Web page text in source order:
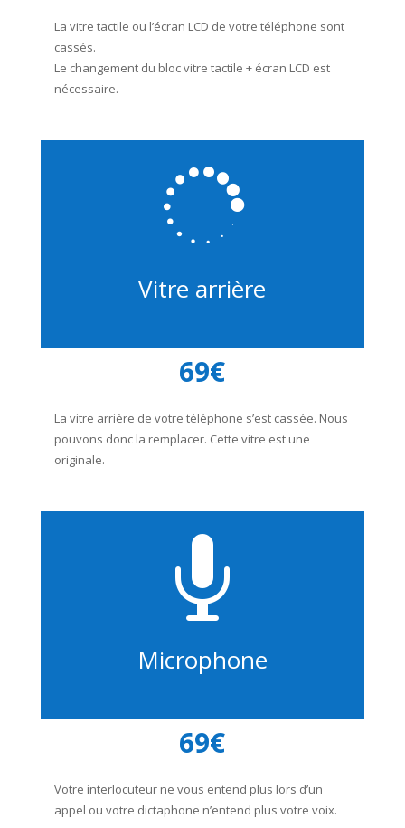
La vitre tactile ou l’écran LCD de votre téléphone sont
cassés.
Le changement du bloc vitre tactile + écran LCD est
nécessaire.

Vitre arrière
69€
La vitre arrière de votre téléphone s’est cassée. Nous
pouvons donc la remplacer. Cette vitre est une
originale.

Microphone
69€
Votre interlocuteur ne vous entend plus lors d’un
appel ou votre dictaphone n’entend plus votre voix.